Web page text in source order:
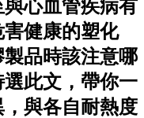
心血管疾病有
健康的塑化
品時該注意哪
此文，帶你一
與各自耐熱度